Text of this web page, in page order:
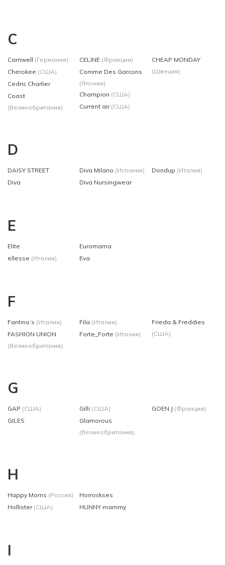
C
Carriwell (Германия)
Cherokee (США)
Cedric Charlier
Coast
(Великобритания)
CELINE (Франция)
Comme Des Garcons
(Япония)
Champion (США)
Current air (США)
CHEAP MONDAY
(Швеция)
D
DAISY STREET
Diva
Diva Milano (Испания)
Diva Nursingwear
Dondup (Италия)
E
Elite
ellesse (Италия)
Euromama
Eva
F
Fantino’s (Италия)
FASHION UNION
(Великобритания)
Fila (Италия)
Forte_Forte (Италия)
Frieda & Freddies
(США)
G
GAP (США)
GILES
Gilli (США)
Glamorous
(Великобритания)
GOEN.J (Франция)
H
Happy Moms (Россия)
Hollister (США)
Horrockses
HUNNY mammy
I